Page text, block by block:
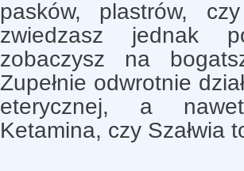
pasków, plastrów,
zwiedzasz jednak
zobaczysz na
Zupełnie odwrotnie
eterycznej, a
Ketamina, czy Szałwia